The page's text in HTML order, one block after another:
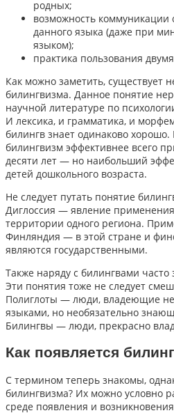
родных;
возможность коммуникации
данного языка (даже при
языком);
практика пользования
Как можно заметить, существует
билингвизма. Данное понятие
научной литературе по
И лексика, и грамматика, и
билингв знает одинаково
билингвизм эффективнее всего
десяти лет — но наибольший
детей дошкольного возраста.
Не следует путать понятие
Диглоссия — явление
территории одного региона.
Финляндия — в этой стране и
являются государственными.
Также наряду с билингвами часто
Эти понятия тоже не следует
Полиглоты — люди, владеющие
языками, но необязательно
Билингвы — люди, прекрасно
Как появляется
С термином теперь знакомы,
билингвизма? Их можно условно
среде появления и